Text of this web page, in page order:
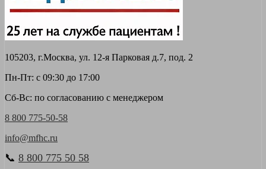
105203, г.Москва, ул. 12-я Парковая д.7, под. 2
Пн-Пт: с 09:30 до 17:00
Сб-Вс: по согласованию с менеджером
8 800 775-50-58
info@mfhc.ru
📞 8 800 775 50 58